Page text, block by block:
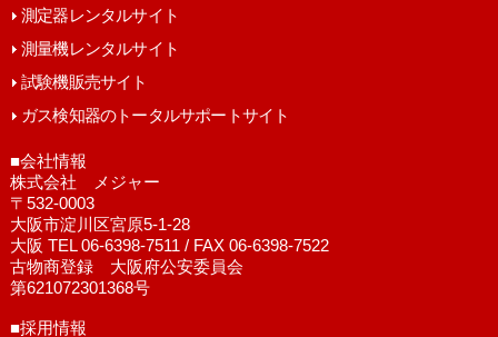
測定器レンタルサイト
測量機レンタルサイト
試験機販売サイト
ガス検知器のトータルサポートサイト
■会社情報
株式会社 メジャー
〒532-0003
大阪市淀川区宮原5-1-28
大阪 TEL 06-6398-7511 / FAX 06-6398-7522
古物商登録 大阪府公安委員会
第621072301368号
■採用情報